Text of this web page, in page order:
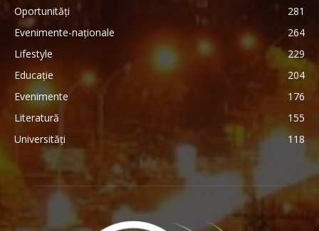
Oportunități
281
Evenimente-naționale
264
Lifestyle
229
Educație
204
Evenimente
176
Literatură
155
Universități
118